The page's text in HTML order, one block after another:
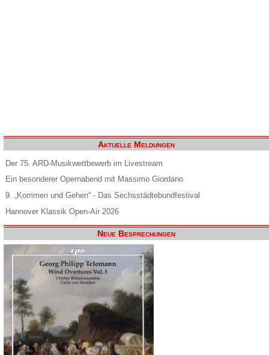
Aktuelle Meldungen
Der 75. ARD-Musikwettbewerb im Livestream
Ein besonderer Opernabend mit Massimo Giordano
9. „Kommen und Gehen“ - Das Sechsstädtebundfestival
Hannover Klassik Open-Air 2026
Neue Besprechungen